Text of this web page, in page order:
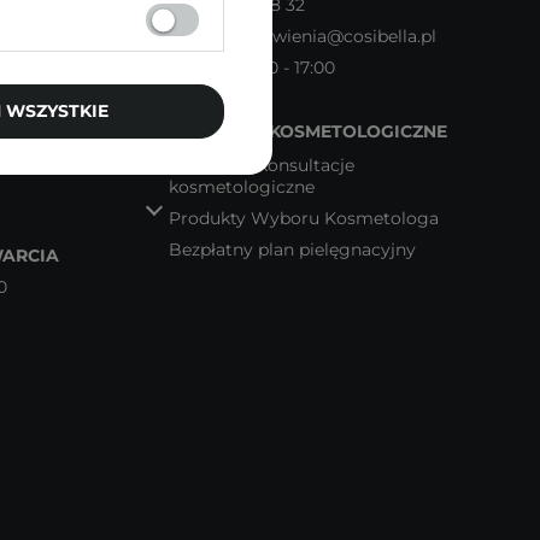
Tel.
22 602 28 32
Email:
zamowienia@cosibella.pl
Pn - Pt 08:00 - 17:00
WSPARCIE KOSMETOLOGICZNE
Bezpłatne konsultacje
kosmetologiczne
Produkty Wyboru Kosmetologa
Bezpłatny plan pielęgnacyjny